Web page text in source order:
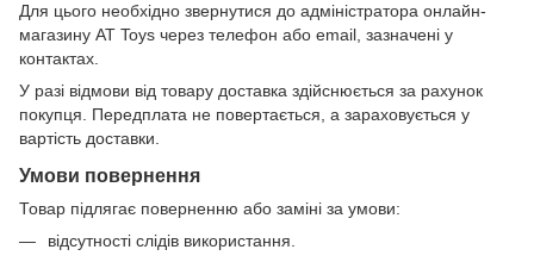
Для цього необхідно звернутися до адміністратора онлайн-
магазину AT Toys через телефон або email, зазначені у
контактах.
У разі відмови від товару доставка здійснюється за рахунок
покупця. Передплата не повертається, а зараховується у
вартість доставки.
Умови повернення
Товар підлягає поверненню або заміні за умови:
відсутності слідів використання.